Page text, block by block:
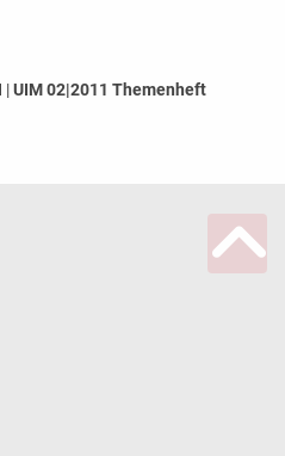
|UIM 02|2011 Themenheft